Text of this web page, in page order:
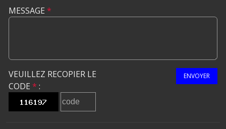
MESSAGE *
VEUILLEZ RECOPIER LE
CODE * :
ENVOYER